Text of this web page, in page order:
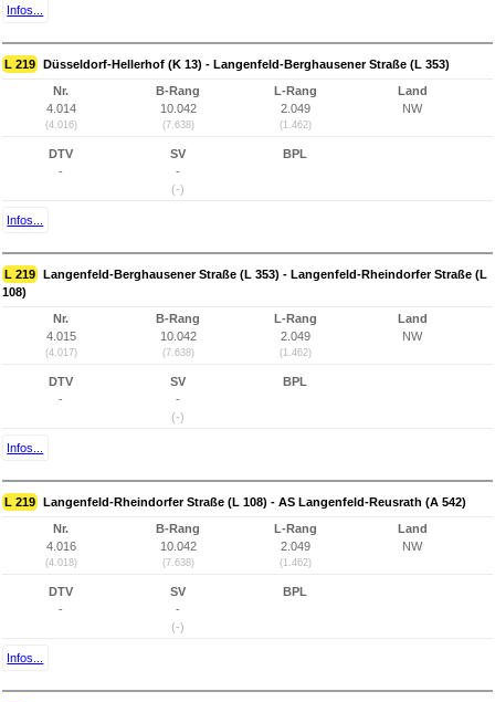
Infos...
L 219 Düsseldorf-Hellerhof (K 13) - Langenfeld-Berghausener Straße (L 353)
Nr.
4.014
(4.016)
B-Rang
10.042
(7.638)
L-Rang
2.049
(1.462)
Land
NW
DTV
-
SV
-
(-)
BPL
Infos...
L 219 Langenfeld-Berghausener Straße (L 353) - Langenfeld-Rheindorfer Straße (L
108)
Nr.
4.015
(4.017)
B-Rang
10.042
(7.638)
L-Rang
2.049
(1.462)
Land
NW
DTV
-
SV
-
(-)
BPL
Infos...
L 219 Langenfeld-Rheindorfer Straße (L 108) - AS Langenfeld-Reusrath (A 542)
Nr.
4.016
(4.018)
B-Rang
10.042
(7.638)
L-Rang
2.049
(1.462)
Land
NW
DTV
-
SV
-
(-)
BPL
Infos...